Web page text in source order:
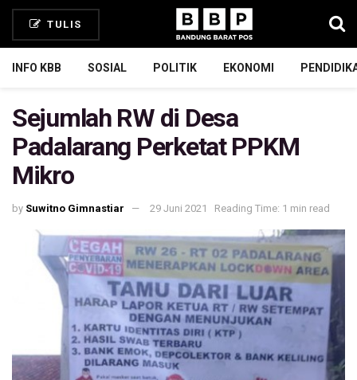
TULIS
INFO KBB SOSIAL POLITIK EKONOMI
Sejumlah RW di Desa
Padalarang Perketat PPKM
Mikro
by Suwitno Gimnastiar 29 Juni 2021 Reading Time: 1 min read